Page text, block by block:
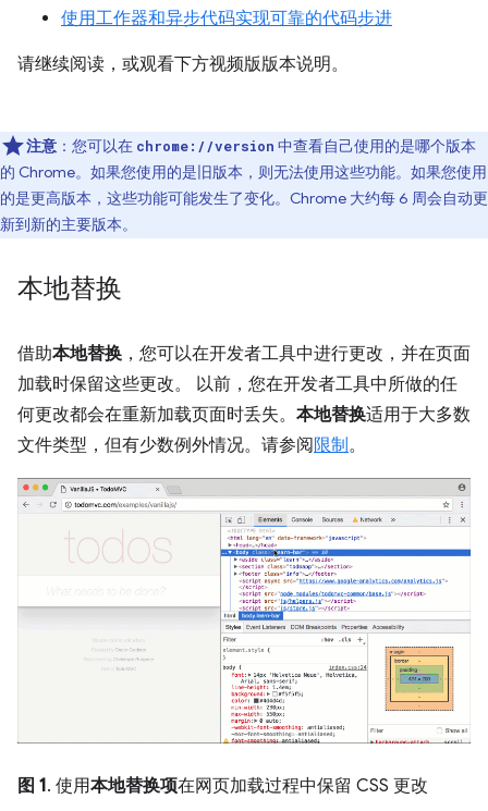
使用工作器和异步代码实现可靠的代码步进
请继续阅读，或观看下方视频版版本说明。
注意 ：您可以在 chrome://version 中查看自己使用的是哪个版本
的 Chrome。如果您使用的是旧版本，则无法使用这些功能。如果您使用
的是更高版本，这些功能可能发生了变化。Chrome 大约每 6 周会自动更
新到新的主要版本。
本地替换
借助本地替换 ，您可以在开发者工具中进行更改，并在页面
加载时保留这些更改。 以前，您在开发者工具中所做的任
何更改都会在重新加载页面时丢失。 本地替换适用于大多数
文件类型，但有少数例外情况。请参阅 限制。
图 1. 使用本地替换项在网页加载过程中保留 CSS 更改